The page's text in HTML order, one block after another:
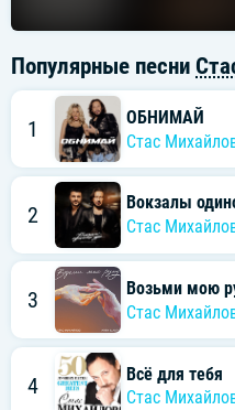
Популярные песни
1
ОБНИМАЙ
Стас
2
Вокзалы
Стас
3
Возьми мою
Стас
4
Всё для тебя
Стас